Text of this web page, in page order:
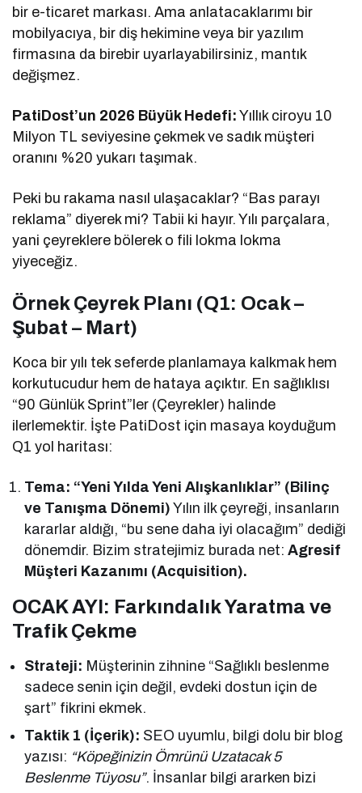
bir e-ticaret markası. Ama anlatacaklarımı bir
mobilyacıya, bir diş hekimine veya bir yazılım
firmasına da birebir uyarlayabilirsiniz, mantık
değişmez.
PatiDost’un 2026 Büyük Hedefi: Yıllık ciroyu 10
Milyon TL seviyesine çekmek ve sadık müşteri
oranını %20 yukarı taşımak.
Peki bu rakama nasıl ulaşacaklar? “Bas parayı
reklama” diyerek mi? Tabii ki hayır. Yılı parçalara,
yani çeyreklere bölerek o fili lokma lokma
yiyeceğiz.
Örnek Çeyrek Planı (Q1: Ocak –
Şubat – Mart)
Koca bir yılı tek seferde planlamaya kalkmak hem
korkutucudur hem de hataya açıktır. En sağlıklısı
“90 Günlük Sprint”ler (Çeyrekler) halinde
ilerlemektir. İşte PatiDost için masaya koyduğum
Q1 yol haritası:
Tema: “Yeni Yılda Yeni Alışkanlıklar” (Bilinç
ve Tanışma Dönemi) Yılın ilk çeyreği, insanların
kararlar aldığı, “bu sene daha iyi olacağım” dediği
dönemdir. Bizim stratejimiz burada net:Agresif
Müşteri Kazanımı (Acquisition).
OCAK AYI: Farkındalık Yaratma ve
Trafik Çekme
Strateji: Müşterinin zihnine “Sağlıklı beslenme
sadece senin için değil, evdeki dostun için de
şart” fikrini ekmek.
Taktik 1 (İçerik): SEO uyumlu, bilgi dolu bir blog
yazısı: “Köpeğinizin Ömrünü Uzatacak 5
Beslenme Tüyosu”. İnsanlar bilgi ararken bizi